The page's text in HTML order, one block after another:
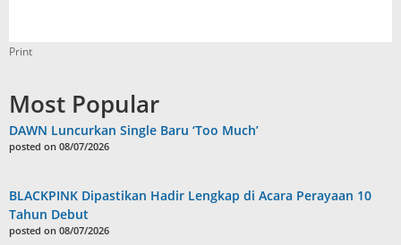
Print
Most Popular
DAWN Luncurkan Single Baru ‘Too Much’
posted on 08/07/2026
BLACKPINK Dipastikan Hadir Lengkap di Acara Perayaan 10
Tahun Debut
posted on 08/07/2026